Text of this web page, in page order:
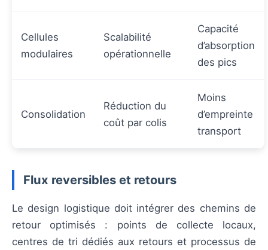
Cellules
modulaires
Scalabilité
opérationnelle
Capacité
d’absorption
des pics
Consolidation
Réduction du
coût par colis
Moins
d’empreinte
transport
Flux reversibles et retours
Le design logistique doit intégrer des chemins de
retour optimisés : points de collecte locaux,
centres de tri dédiés aux retours et processus de